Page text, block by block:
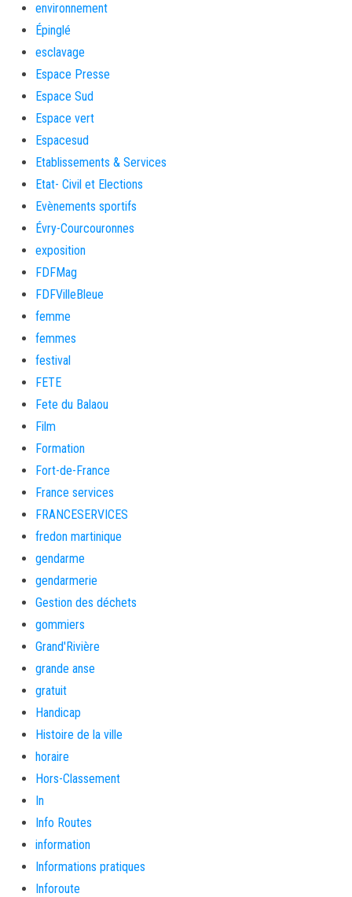
environnement
Épinglé
esclavage
Espace Presse
Espace Sud
Espace vert
Espacesud
Etablissements & Services
Etat- Civil et Elections
Evènements sportifs
Évry-Courcouronnes
exposition
FDFMag
FDFVilleBleue
femme
femmes
festival
FETE
Fete du Balaou
Film
Formation
Fort-de-France
France services
FRANCESERVICES
fredon martinique
gendarme
gendarmerie
Gestion des déchets
gommiers
Grand'Rivière
grande anse
gratuit
Handicap
Histoire de la ville
horaire
Hors-Classement
In
Info Routes
information
Informations pratiques
Inforoute